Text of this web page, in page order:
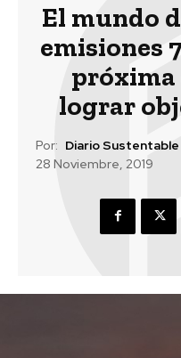
El mundo
emisiones
próxima
lograr
Por: Diario Sustentable
28 Noviembre, 2019